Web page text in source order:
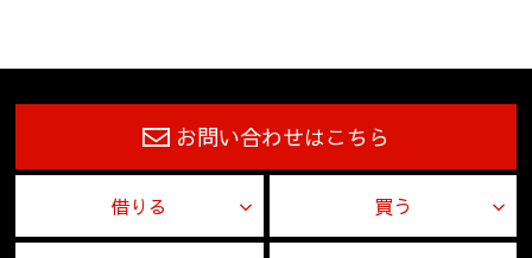
お問い合わせはこちら
借りる 買う